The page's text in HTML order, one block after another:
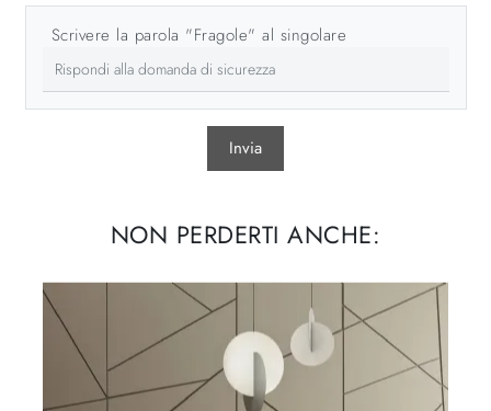
Scrivere la parola "Fragole" al singolare
Invia
NON PERDERTI ANCHE: